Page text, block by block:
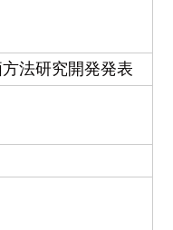
法研究開発発表